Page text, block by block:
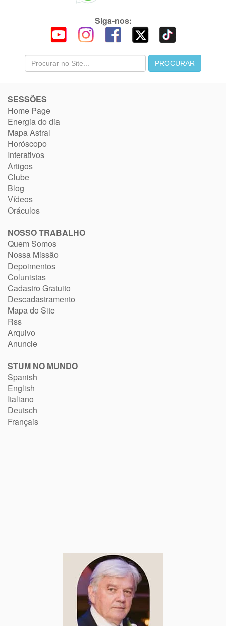
Siga-nos:
SESSÕES
Home Page
Energia do dia
Mapa Astral
Horóscopo
Interativos
Artigos
Clube
Blog
Vídeos
Oráculos
NOSSO TRABALHO
Quem Somos
Nossa Missão
Depoimentos
Colunistas
Cadastro Gratuito
Descadastramento
Mapa do Site
Rss
Arquivo
Anuncie
STUM NO MUNDO
Spanish
English
Italiano
Deutsch
Français